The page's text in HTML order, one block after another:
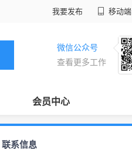
我要发布 移动端
微信公众号
查看更多工作
会员中心
联系信息